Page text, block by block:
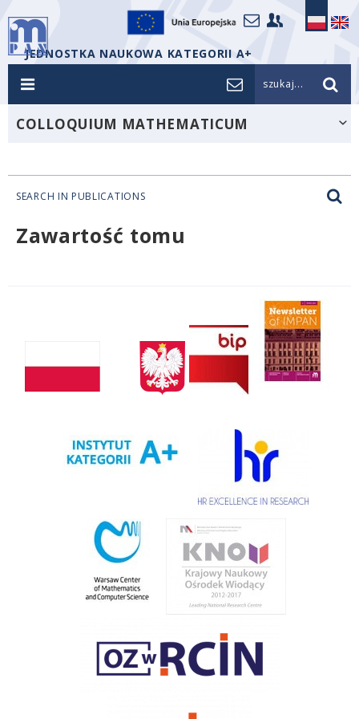
JEDNOSTKA NAUKOWA KATEGORII A+
szukaj...
COLLOQUIUM MATHEMATICUM
SEARCH IN PUBLICATIONS
Zawartość tomu